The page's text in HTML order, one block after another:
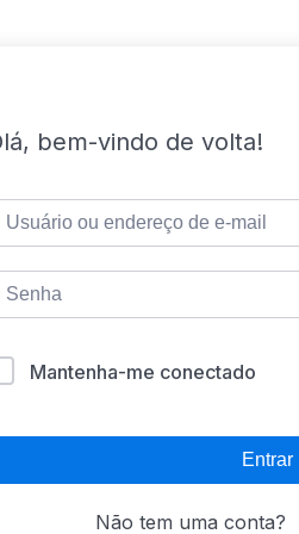
bem-vindo de volta!
Mantenha-me conectado
Entrar
Não tem uma conta?